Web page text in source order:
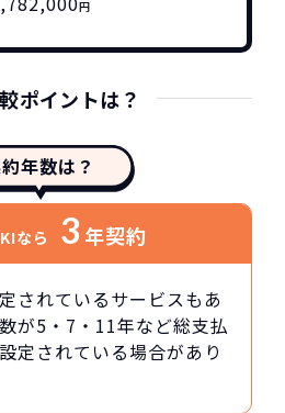
円
ポイントは？
年数は？
なら 3 年契約
されているサービスもあ
が5・7・11年など総支払
定されている場合があり